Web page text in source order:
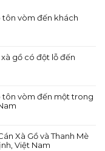
tôn vòm đến khách
gồ có đột lỗ đến
tôn vòm đến một trong
Xà Gồ và Thanh Mè
Việt Nam